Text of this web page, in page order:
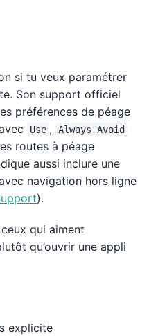
si tu veux paramétrer
Son support officiel
préférences de péage
Use , Always Avoid
routes à péage
aussi inclure une
navigation hors ligne
).
qui aiment
qu’ouvrir une appli
explicite